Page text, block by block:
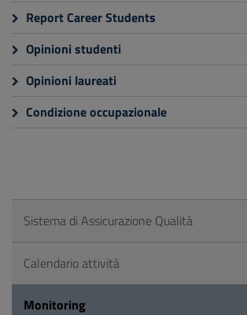
Footer
Report Career Students
Opinioni studenti
Opinioni laureati
Condizione occupazionale
Sistema di Assicurazione Qualità
Calendario attività
Monitoring